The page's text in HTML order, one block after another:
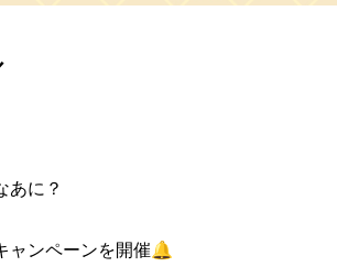
あに？
ャンペーンを開催🔔